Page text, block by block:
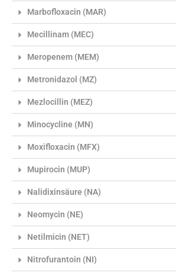
Marbofloxacin (MAR)
Mecillinam (MEC)
Meropenem (MEM)
Metronidazol (MZ)
Mezlocillin (MEZ)
Minocycline (MN)
Moxifloxacin (MFX)
Mupirocin (MUP)
Nalidixinsäure (NA)
Neomycin (NE)
Netilmicin (NET)
Nitrofurantoin (NI)